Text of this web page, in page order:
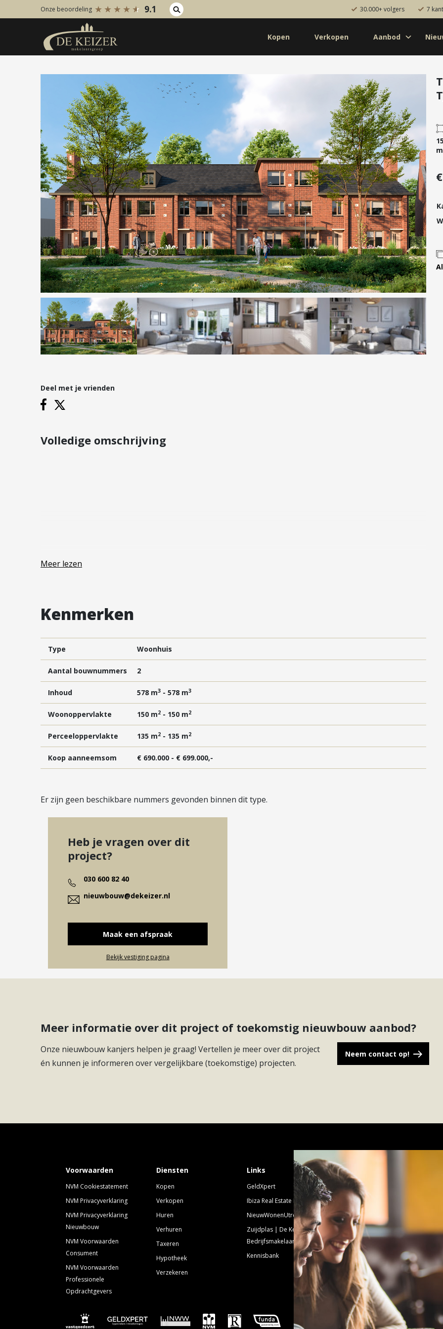
Koopaanbod
Bestaande bouw
Internationaal
Nieuwbouw
Bedrijfsaanbod
Huuraanbod
Bestaande bouw
Internationaal
Nieuwbouw
Bedrijfsaanbod
Diensten
Kopen
Verkopen
Huren
Verhuren
Taxeren
Verzekeren
Hypotheken
Hypotheekadvies
Hypotheek oversluiten
Hypotheek verhogen
Starterslening
Financiële check
Banken
Duurzame hypotheek
Reviews Contact
Vestigingen
Vestiging Vleuten-De Meern en
Onze beoordeling 9.1 30.000+ volgers 7
Kopen Verkopen Aanbod
m
Deel met je vrienden
Volledige omschrijving
Meer lezen
Kenmerken
Type Woonhuis
Aantal bouwnummers 2
Inhoud 578 m3 - 578 m3
Woonoppervlakte 150 m2 - 150 m2
Perceeloppervlakte 135 m2 - 135 m2
Koop aanneemsom € 690.000 - € 699.000,-
Er zijn geen beschikbare nummers gevonden binnen dit type.
Heb je vragen over dit
project?
030 600 82 40
nieuwbouw@dekeizer.nl
Maak een afspraak
Bekijk vestiging pagina
Meer informatie over dit project of toekomstig nieuwbouw aanbod?
Onze nieuwbouw kanjers helpen je graag! Vertellen je meer over dit project
én kunnen je informeren over vergelijkbare (toekomstige) projecten.
Neem contact op!
Voorwaarden
NVM Cookiestatement
NVM Privacyverklaring
NVM Privacyverklaring
Nieuwbouw
NVM Voorwaarden
Consument
NVM Voorwaarden
Professionele
Opdrachtgevers
Diensten
Kopen
Verkopen
Huren
Verhuren
Taxeren
Hypotheek
Verzekeren
Links
GeldXpert
Ibiza Real Estate BDK
NieuwWonenUtrecht
Zuijdplas | De Keizer
Bedrijfsmakelaars
Kennisbank
Schrijf je in voor
Nieuwsbrief Nieuwbouw
Emailadres:
Volg ons!